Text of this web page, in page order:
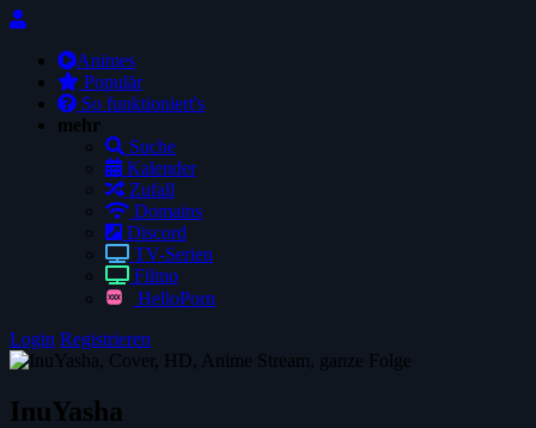
Animes
Populär
So funktioniert's
mehr
Suche
Kalender
Zufall
Domains
Discord
TV-Serien
Filmo
HelloPorn
Login Registrieren
InuYasha